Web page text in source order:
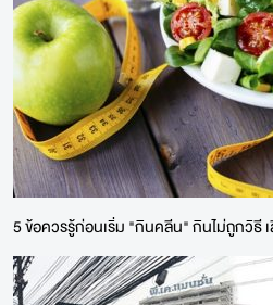
5 ข้อควรรู้ก่อนเริ่ม "กินคลีน" กินไม่ถูกวิธี เ